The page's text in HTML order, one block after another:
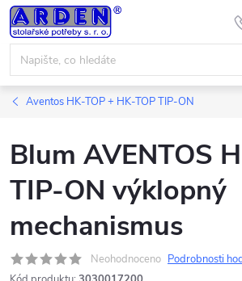
Přejít
na
obsah
Aventos HK-TOP + HK-TOP TIP-ON
Blum AVENTOS
TIP-ON výklopný
mechanismus
Neohodnoceno Podrobnosti